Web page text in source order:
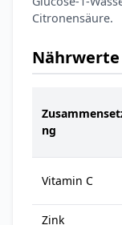
Citronensäure.
Nährwerte
ng
Vitamin C
Zink